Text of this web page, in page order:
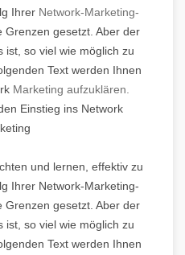
IhrerNetwork-Marketing-
Grenzen gesetzt. Aber der
ist, so viel wie möglich zu
Text werden Ihnen
Marketing aufzuklären.
Einstieg ins Network
und lernen, effektiv zu
Ihrer Network-Marketing-
Grenzen gesetzt. Aber der
ist, so viel wie möglich zu
Text werden Ihnen